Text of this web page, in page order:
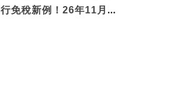
行免稅新例！26年11月